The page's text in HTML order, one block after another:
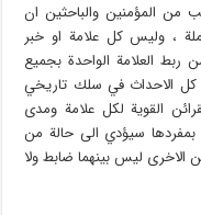
من المؤمنين والباحثين ان
، وليس كل علامة او خبر
ربط العلامة الواحدة بجميع
كل الاحداث في سلك تاريخي
القوية لكل علامة ومدى
بمفردها سيؤدي الى حالة من
الاخرى ليس بينهما ضابط ولا